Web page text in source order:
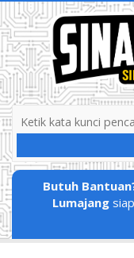
Butuh
Lumajang